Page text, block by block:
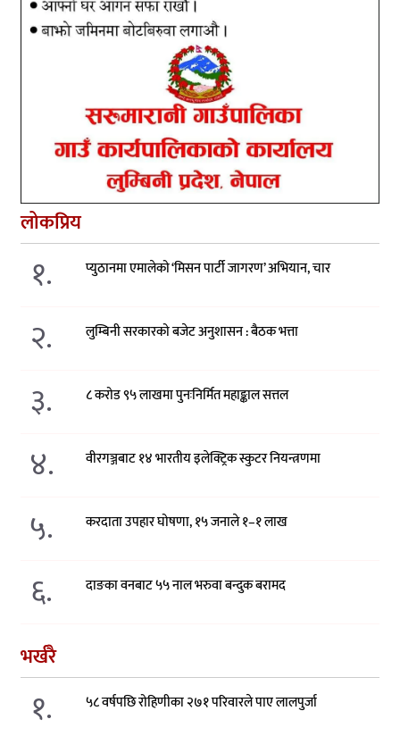
लोकप्रिय
१. प्युठानमा एमालेको ‘मिसन पार्टी जागरण’ अभियान, चार
२. लुम्बिनी सरकारको बजेट अनुशासन : बैठक भत्ता
३. ८ करोड ९५ लाखमा पुनःनिर्मित महाङ्काल सत्तल
४. वीरगञ्जबाट १४ भारतीय इलेक्ट्रिक स्कुटर नियन्त्रणमा
५. करदाता उपहार घोषणा, १५ जनाले १–१ लाख
६. दाङका वनबाट ५५ नाल भरुवा बन्दुक बरामद
भर्खरै
१. ५८ वर्षपछि रोहिणीका २७१ परिवारले पाए लालपुर्जा